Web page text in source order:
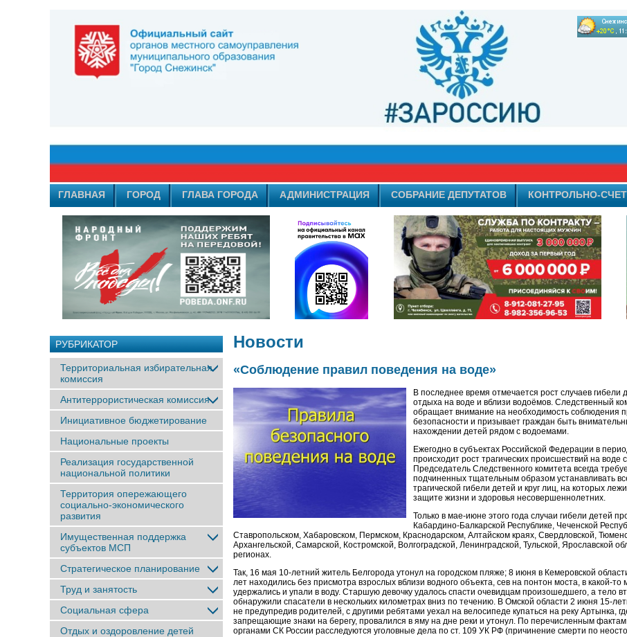
ГЛАВНАЯ ГОРОД ГЛАВА ГОРОДА АДМИНИСТРАЦИЯ СОБРАНИЕ ДЕПУТАТОВ КОНТРОЛЬНО-
РУБРИКАТОР
Территориальная избирательная
комиссия
Антитеррористическая комиссия
Инициативное бюджетирование
Национальные проекты
Реализация государственной
национальной политики
Территория опережающего
социально-экономического
развития
Имущественная поддержка
субъектов МСП
Стратегическое планирование
Труд и занятость
Социальная сфера
Отдых и оздоровление детей
Новости
«Соблюдение правил поведения на воде»
В последнее время отмечается рост случаев гибели
отдыха на воде и вблизи водоёмов. Следственный
обращает внимание на необходимость соблюдения
безопасности и призывает граждан быть
нахождении детей рядом с водоемами.
Ежегодно в субъектах Российской Федерации в
происходит рост трагических происшествий на воде
Председатель Следственного комитета всегда
подчиненных тщательным образом устанавливать
трагической гибели детей и круг лиц, на которых
защите жизни и здоровья несовершеннолетних.
Только в мае-июне этого года случаи гибели детей
Кабардино-Балкарской Республике, Чеченской
Ставропольском, Хабаровском, Пермском, Краснодарском, Алтайском краях, Свердловской,
Архангельской, Самарской, Костромской, Волгоградской, Ленинградской, Тульской, Ярославской
регионах.
Так, 16 мая 10-летний житель Белгорода утонул на городском пляже; 8 июня в Кемеровской
лет находились без присмотра взрослых вблизи водного объекта, сев на понтон моста, в какой-то
удержались и упали в воду. Старшую девочку удалось спасти очевидцам произошедшего, а тело
обнаружили спасатели в нескольких километрах вниз по течению. В Омской области 2 июня 15-
не предупредив родителей, с другими ребятами уехал на велосипеде купаться на реку Артынка,
запрещающие знаки на берегу, провалился в яму на дне реки и утонул. По перечисленным
органами СК России расследуются уголовные дела по ст. 109 УК РФ (причинение смерти по